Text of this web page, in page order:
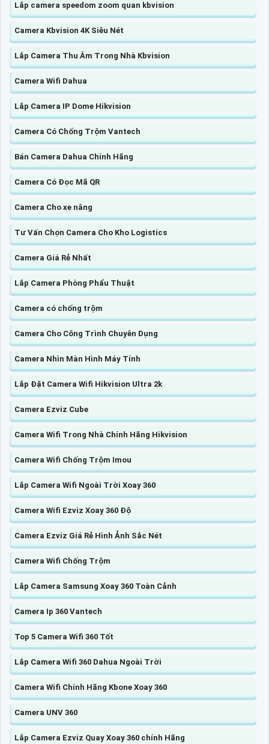
Lắp camera speedom zoom quan kbvision
Camera Kbvision 4K Siêu Nét
Lắp Camera Thu Âm Trong Nhà Kbvision
Camera Wifi Dahua
Lắp Camera IP Dome Hikvision
Camera Có Chống Trộm Vantech
Bán Camera Dahua Chính Hãng
Camera Có Đọc Mã QR
Camera Cho xe nâng
Tư Vấn Chọn Camera Cho Kho Logistics
Camera Giá Rẻ Nhất
Lắp Camera Phòng Phẩu Thuật
Camera có chống trộm
Camera Cho Công Trình Chuyên Dụng
Camera Nhìn Màn Hình Máy Tính
Lắp Đặt Camera Wifi Hikvision Ultra 2k
Camera Ezviz Cube
Camera Wifi Trong Nhà Chính Hãng Hikvision
Camera Wifi Chống Trộm Imou
Lắp Camera Wifi Ngoài Trời Xoay 360
Camera Wifi Ezviz Xoay 360 Độ
Camera Ezviz Giá Rẻ Hình Ảnh Sắc Nét
Camera Wifi Chống Trộm
Lắp Camera Samsung Xoay 360 Toàn Cảnh
Camera Ip 360 Vantech
Top 5 Camera Wifi 360 Tốt
Lắp Camera Wifi 360 Dahua Ngoài Trời
Camera Wifi Chính Hãng Kbone Xoay 360
Camera UNV 360
Lắp Camera Ezviz Quay Xoay 360 chính Hãng